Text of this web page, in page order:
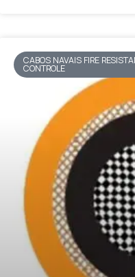
CABOS NAVAIS FIRE
CONTROLE